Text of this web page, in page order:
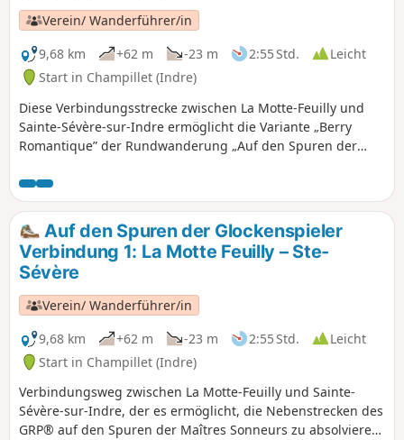
Verein/ Wanderführer/in
9,68 km
+62 m -23 m 2:55 Std.
Leicht
Start in Champillet (Indre)
Diese Verbindungsstrecke zwischen La Motte-Feuilly und
Sainte-Sévère-sur-Indre ermöglicht die Variante „Berry
Romantique” der Rundwanderung „Auf den Spuren der
Auf den Spuren der Glockenspieler
Verbindung 1: La Motte Feuilly – Ste-
Sévère
Verein/ Wanderführer/in
9,68 km
+62 m -23 m 2:55 Std.
Leicht
Start in Champillet (Indre)
Verbindungsweg zwischen La Motte-Feuilly und Sainte-
Sévère-sur-Indre, der es ermöglicht, die Nebenstrecken des
GRP® auf den Spuren der Maîtres Sonneurs zu absolvieren: